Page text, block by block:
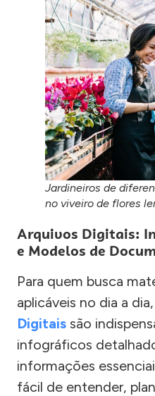
Jardineiros de
no viveiro de flores
Arquivos Digitais:
e Modelos de
Para quem busca
aplicáveis no dia a
Digitais são
infográficos
informações
fácil de entender,